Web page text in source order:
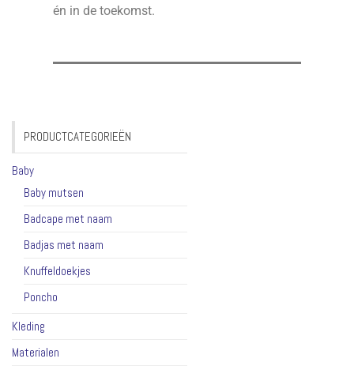
én in de toekomst.
PRODUCTCATEGORIEËN
Baby
Baby mutsen
Badcape met naam
Badjas met naam
Knuffeldoekjes
Poncho
Kleding
Materialen